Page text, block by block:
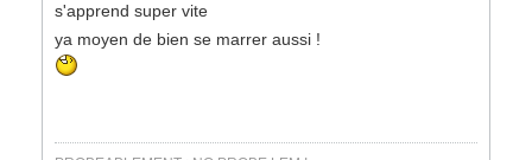
s'apprend super vite
ya moyen de bien se marrer aussi !